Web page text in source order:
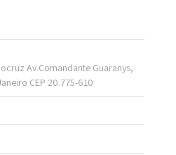
Av.Comandante Guaranys,
CEP 20.775-610